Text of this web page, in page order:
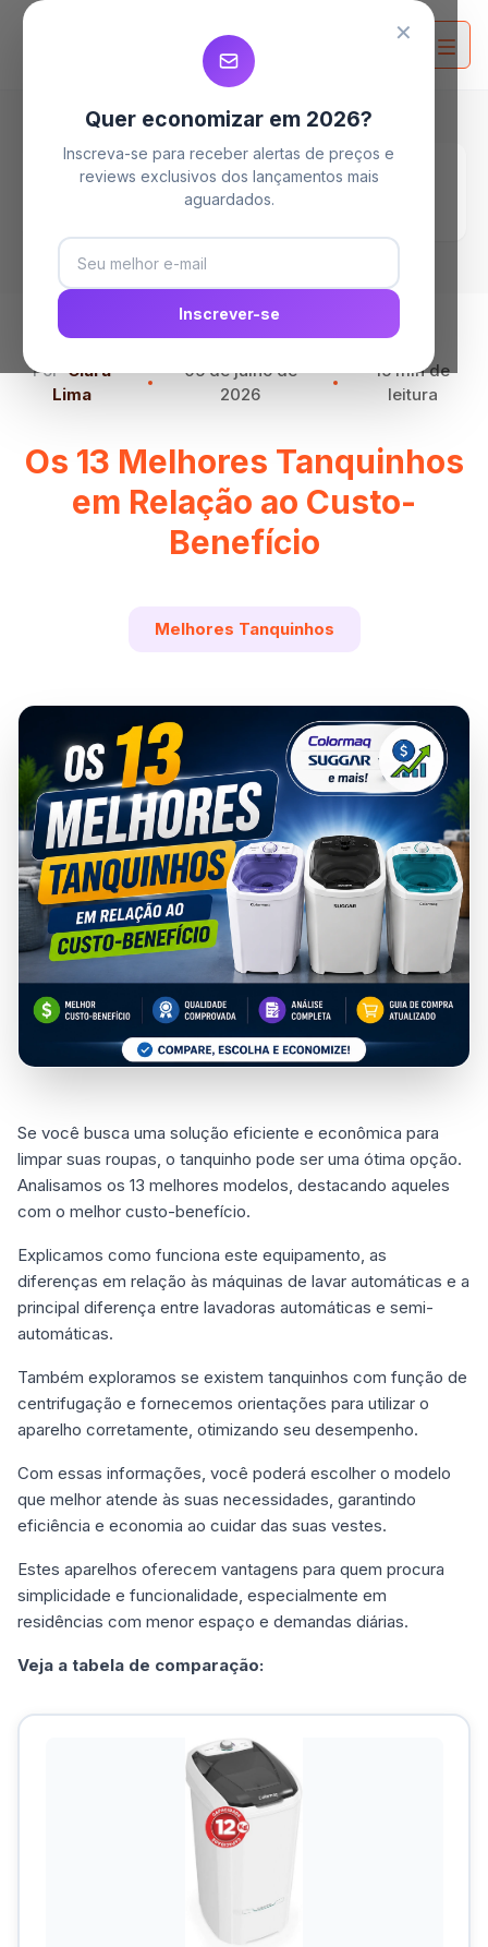
Home
Blog
Os 13 Melhores Tanquinhos em Relação ao
Custo-Benefício
Por Clara
Lima
05 de julho de
2026
15 min de
leitura
Os 13 Melhores Tanquinhos
em Relação ao Custo-
Benefício
Melhores Tanquinhos
Se você busca uma solução eficiente e econômica para
limpar suas roupas, o tanquinho pode ser uma ótima opção.
Analisamos os 13 melhores modelos, destacando aqueles
com o melhor custo-benefício.
Explicamos como funciona este equipamento, as
diferenças em relação às máquinas de lavar automáticas e a
principal diferença entre lavadoras automáticas e semi-
automáticas.
Também exploramos se existem tanquinhos com função de
centrifugação e fornecemos orientações para utilizar o
aparelho corretamente, otimizando seu desempenho.
Com essas informações, você poderá escolher o modelo
que melhor atende às suas necessidades, garantindo
eficiência e economia ao cuidar das suas vestes.
Estes aparelhos oferecem vantagens para quem procura
simplicidade e funcionalidade, especialmente em
residências com menor espaço e demandas diárias.
Veja a tabela de comparação:
✕
Quer economizar em 2026?
Inscreva-se para receber alertas de preços e
reviews exclusivos dos lançamentos mais
aguardados.
Inscrever-se